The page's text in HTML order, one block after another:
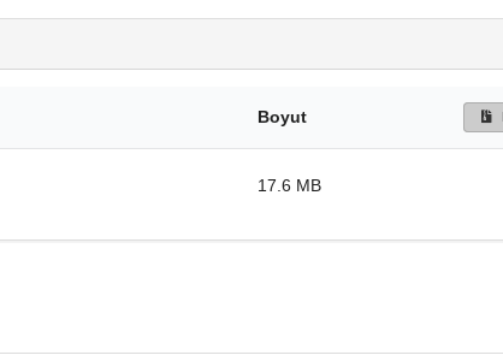
Boyut
17.6 MB